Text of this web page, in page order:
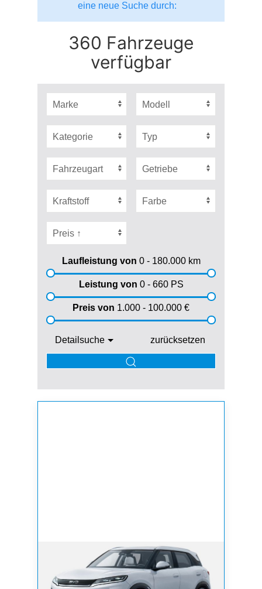
eine neue Suche durch:
360 Fahrzeuge
verfügbar
Laufleistung von 0 - 180.000km
Leistung von 0 - 660PS
Preis von 1.000 - 100.000 €
Detailsuche zurücksetzen